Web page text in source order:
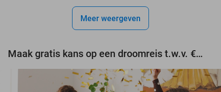
Meer weergeven
Maak gratis kans op een droomreis t.w.v. €3.000!